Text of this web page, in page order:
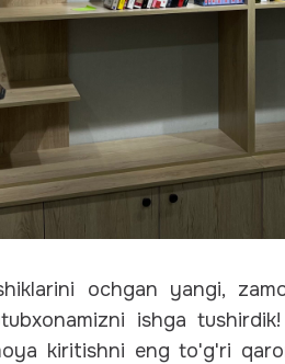
ochgan yangi,
ishga
kiritishni eng to'g'ri